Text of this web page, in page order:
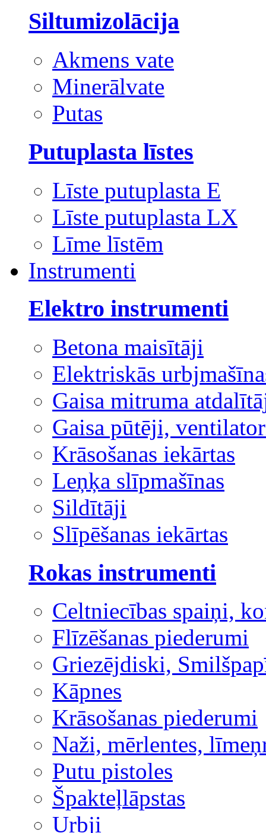
Siltumizolācija
Akmens vate
Minerālvate
Putas
Putuplasta līstes
Līste putuplasta E
Līste putuplasta LX
Līme līstēm
Instrumenti
Elektro instrumenti
Betona maisītāji
Elektriskās
Gaisa mitruma
Gaisa pūtēji,
Krāsošanas iekārtas
Leņķa slīpmašīnas
Sildītāji
Slīpēšanas iekārtas
Rokas instrumenti
Celtniecības spaiņi,
Flīzēšanas piederumi
Griezējdiski,
Kāpnes
Krāsošanas piederumi
Naži, mērlentes,
Putu pistoles
Špakteļlāpstas
Urbji